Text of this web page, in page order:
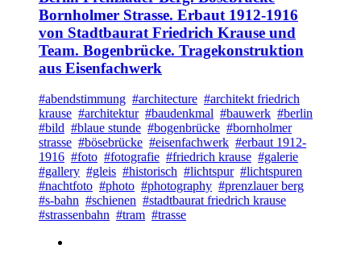
Bornholmer Strasse. Erbaut 1912-1916
von Stadtbaurat Friedrich Krause und
Team. Bogenbrücke. Tragekonstruktion
aus Eisenfachwerk
#abendstimmung #architecture #architekt friedrich
krause #architektur #baudenkmal #bauwerk #berlin
#bild #blaue stunde #bogenbrücke #bornholmer
strasse #bösebrücke #eisenfachwerk #erbaut 1912-
1916 #foto #fotografie #friedrich krause #galerie
#gallery #gleis #historisch #lichtspur #lichtspuren
#nachtfoto #photo #photography #prenzlauer berg
#s-bahn #schienen #stadtbaurat friedrich krause
#strassenbahn #tram #trasse